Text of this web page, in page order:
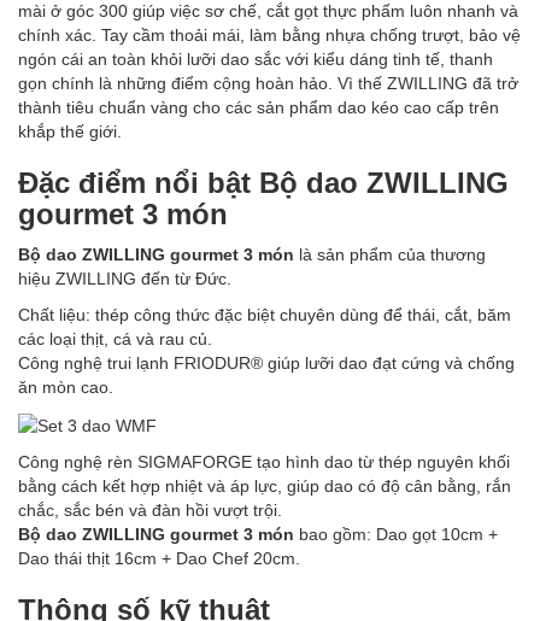
mài ở góc 300 giúp việc sơ chế, cắt gọt thực phẩm luôn nhanh và
chính xác. Tay cầm thoải mái, làm bằng nhựa chống trượt, bảo vệ
ngón cái an toàn khỏi lưỡi dao sắc với kiểu dáng tinh tế, thanh
gọn chính là những điểm cộng hoàn hảo. Vì thế ZWILLING đã trở
thành tiêu chuẩn vàng cho các sản phẩm dao kéo cao cấp trên
khắp thế giới.
Đặc điểm nổi bật Bộ dao ZWILLING
gourmet 3 món
Bộ dao ZWILLING gourmet 3 món là sản phẩm của thương
hiệu ZWILLING đến từ Đức.
Chất liệu: thép công thức đặc biệt chuyên dùng để thái, cắt, băm
các loại thịt, cá và rau củ.
Công nghệ trui lạnh FRIODUR® giúp lưỡi dao đạt cứng và chống
ăn mòn cao.
Công nghệ rèn SIGMAFORGE tạo hình dao từ thép nguyên khối
bằng cách kết hợp nhiệt và áp lực, giúp dao có độ cân bằng, rắn
chắc, sắc bén và đàn hồi vượt trội.
Bộ dao ZWILLING gourmet 3 món bao gồm: Dao gọt 10cm +
Dao thái thịt 16cm + Dao Chef 20cm.
Thông số kỹ thuật